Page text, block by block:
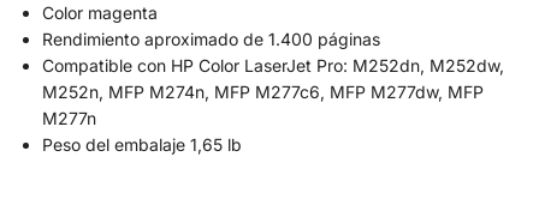
Color magenta
Rendimiento aproximado de 1.400 páginas
Compatible con HP Color LaserJet Pro: M252dn, M252dw,
M252n, MFP M274n, MFP M277c6, MFP M277dw, MFP
M277n
Peso del embalaje 1,65 lb